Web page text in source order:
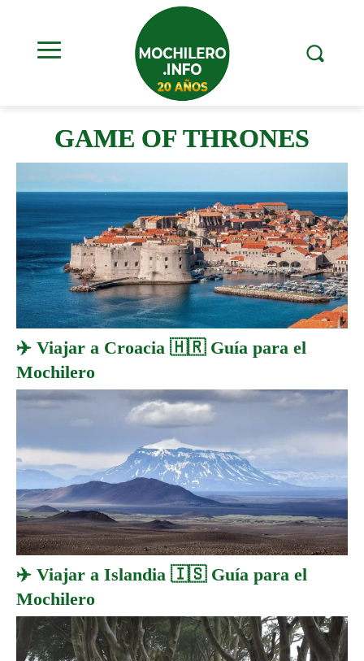
GAME OF THRONES
✈️ Viajar a Croacia 🇭🇷 Guía para el
Mochilero
✈️ Viajar a Islandia 🇮🇸 Guía para el
Mochilero